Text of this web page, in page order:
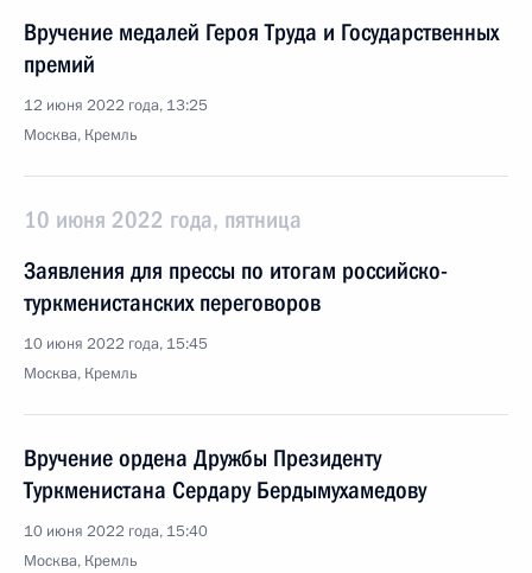
Вручение медалей Героя Труда и Государственных
премий
12 июня 2022 года, 13:25
Москва, Кремль
10 июня 2022 года, пятница
Заявления для прессы по итогам российско-
туркменистанских переговоров
10 июня 2022 года, 15:45
Москва, Кремль
Вручение ордена Дружбы Президенту
Туркменистана Сердару Бердымухамедову
10 июня 2022 года, 15:40
Москва, Кремль